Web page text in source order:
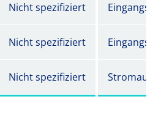
Nicht spezifiziert
Nicht spezifiziert
Nicht spezifiziert